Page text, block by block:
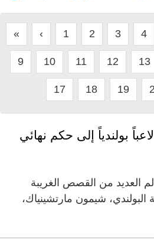
« ‹ 1 2 3 4
9 10 11 12 13
17 18 19
بولندياً إلى حكم نهائي
العديد من القصص الغريبة
البولندي، شيمون مارتشينياك،